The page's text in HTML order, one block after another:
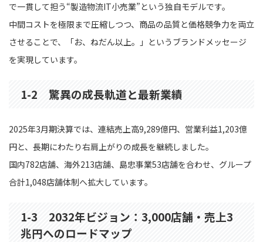
で一貫して担う“製造物流IT小売業”という独自モデルです。
中間コストを極限まで圧縮しつつ、商品の品質と価格競争力を両立
させることで、「お、ねだん以上。」というブランドメッセージ
を実現しています。
1-2 驚異の成長軌道と最新業績
2025年3月期決算では、連結売上高9,289億円、営業利益1,203億
円と、長期にわたり右肩上がりの成長を継続しました。
国内782店舗、海外213店舗、島忠事業53店舗を合わせ、グループ
合計1,048店舗体制へ拡大しています。
1-3 2032年ビジョン：3,000店舗・売上3
兆円へのロードマップ